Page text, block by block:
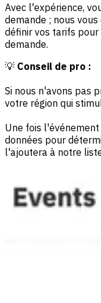
Avec l'expérience,
demande ; nous
définir vos tarifs
demande.
💡 Conseil de pro :
Si nous n'avons pas
votre région qui
Une fois
données pour
l'ajoutera à notre